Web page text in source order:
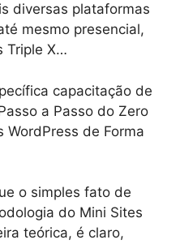
diversas plataformas
mesmo presencial,
Triple X…
capacitação de
a Passo do Zero
WordPress de Forma
o simples fato de
do Mini Sites
teórica, é claro,